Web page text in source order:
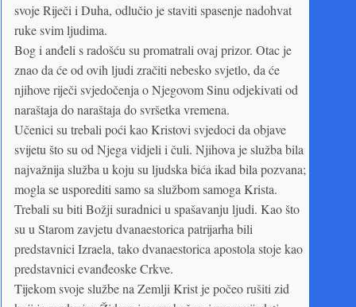
svoje Riječi i Duha, odlučio je staviti spasenje nadohvat
ruke svim ljudima.
Bog i anđeli s radošću su promatrali ovaj prizor. Otac je
znao da će od ovih ljudi zračiti nebesko svjetlo, da će
njihove riječi svjedočenja o Njegovom Sinu odjekivati od
naraštaja do naraštaja do svršetka vremena.
Učenici su trebali poći kao Kristovi svjedoci da objave
svijetu što su od Njega vidjeli i čuli. Njihova je služba bila
najvažnija služba u koju su ljudska bića ikad bila pozvana;
mogla se usporediti samo sa službom samoga Krista.
Trebali su biti Božji suradnici u spašavanju ljudi. Kao što
su u Starom zavjetu dvanaestorica patrijarha bili
predstavnici Izraela, tako dvanaestorica apostola stoje kao
predstavnici evanđeoske Crkve.
Tijekom svoje službe na Zemlji Krist je počeo rušiti zid